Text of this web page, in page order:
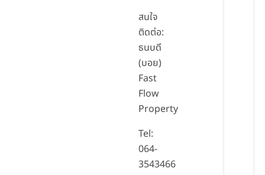
สนใจ
ติดต่อ:
ธนบดี
(บอย)
Fast
Flow
Property
Tel:
064-
3543466